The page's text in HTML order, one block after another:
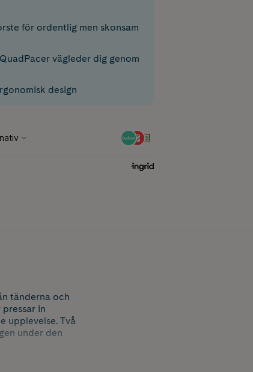
för ordentlig men skonsam
vägleder dig genom
design
tänderna och
in
upplevelse. Två
under den